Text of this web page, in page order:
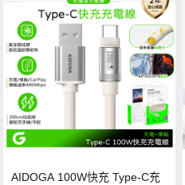
AIDOGA 100W快充 Type-C充